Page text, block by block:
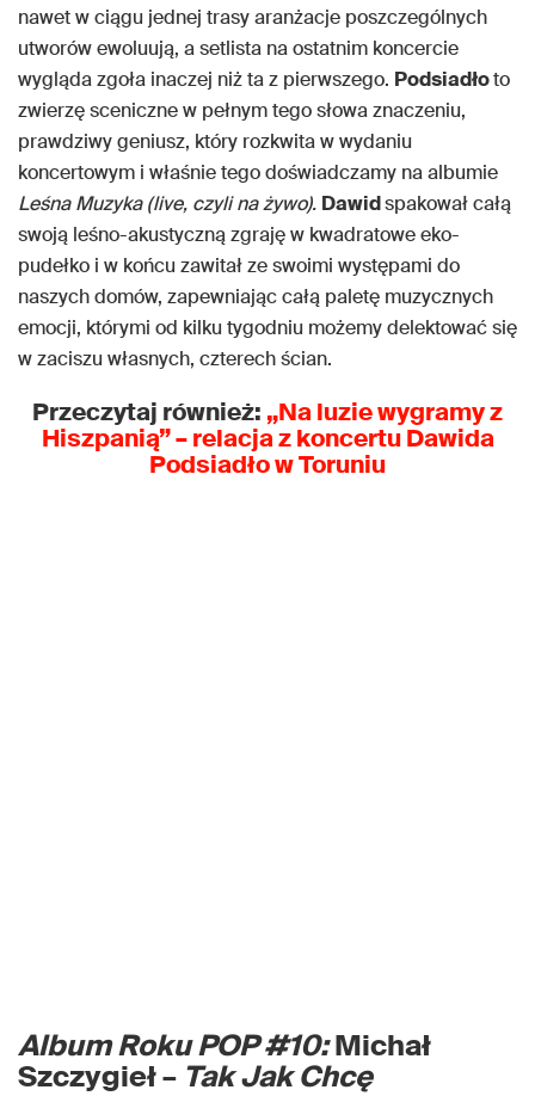
nawet w ciągu jednej trasy aranżacje poszczególnych
utworów ewoluują, a setlista na ostatnim koncercie
wygląda zgoła inaczej niż ta z pierwszego. Podsiadłoto
zwierzę sceniczne w pełnym tego słowa znaczeniu,
prawdziwy geniusz, który rozkwita w wydaniu
koncertowym i właśnie tego doświadczamy na albumie
Leśna Muzyka (live, czyli na żywo). Dawidspakował całą
swoją leśno-akustyczną zgraję w kwadratowe eko-
pudełko i w końcu zawitał ze swoimi występami do
naszych domów, zapewniając całą paletę muzycznych
emocji, którymi od kilku tygodniu możemy delektować się
w zaciszu własnych, czterech ścian.
Przeczytaj również: „Na luzie wygramy z
Hiszpanią” – relacja z koncertu Dawida
Podsiadło w Toruniu
Album Roku POP #10:Michał
Szczygieł – Tak Jak Chcę